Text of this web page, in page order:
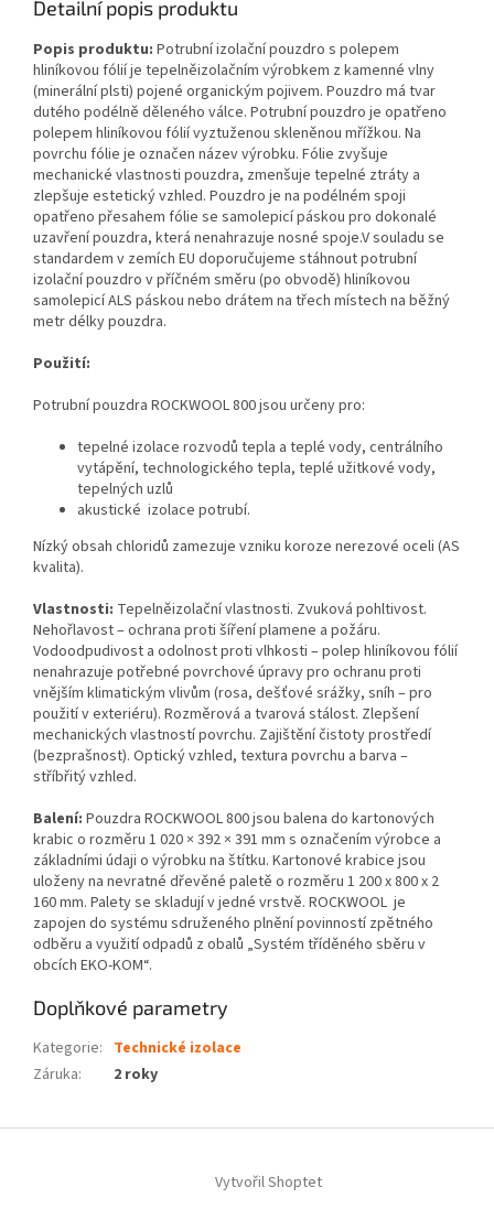
Detailní popis produktu
Popis produktu: Potrubní izolační pouzdro s polepem
hliníkovou fólií je tepelněizolačním výrobkem z kamenné vlny
(minerální plsti) pojené organickým pojivem. Pouzdro má tvar
dutého podélně děleného válce. Potrubní pouzdro je opatřeno
polepem hliníkovou fólií vyztuženou skleněnou mřížkou. Na
povrchu fólie je označen název výrobku. Fólie zvyšuje
mechanické vlastnosti pouzdra, zmenšuje tepelné ztráty a
zlepšuje estetický vzhled. Pouzdro je na podélném spoji
opatřeno přesahem fólie se samolepicí páskou pro dokonalé
uzavření pouzdra, která nenahrazuje nosné spoje.V souladu se
standardem v zemích EU doporučujeme stáhnout potrubní
izolační pouzdro v příčném směru (po obvodě) hliníkovou
samolepicí ALS páskou nebo drátem na třech místech na běžný
metr délky pouzdra.
Použití:
Potrubní pouzdra ROCKWOOL 800 jsou určeny pro:
tepelné izolace rozvodů tepla a teplé vody, centrálního
vytápění, technologického tepla, teplé užitkové vody,
tepelných uzlů
akustické izolace potrubí.
Nízký obsah chloridů zamezuje vzniku koroze nerezové oceli (AS
kvalita).
Vlastnosti: Tepelněizolační vlastnosti. Zvuková pohltivost.
Nehořlavost – ochrana proti šíření plamene a požáru.
Vodoodpudivost a odolnost proti vlhkosti – polep hliníkovou fólií
nenahrazuje potřebné povrchové úpravy pro ochranu proti
vnějším klimatickým vlivům (rosa, dešťové srážky, sníh – pro
použití v exteriéru). Rozměrová a tvarová stálost. Zlepšení
mechanických vlastností povrchu. Zajištění čistoty prostředí
(bezprašnost). Optický vzhled, textura povrchu a barva –
stříbřitý vzhled.
Balení: Pouzdra ROCKWOOL 800 jsou balena do kartonových
krabic o rozměru 1 020 × 392 × 391 mm s označením výrobce a
základními údaji o výrobku na štítku. Kartonové krabice jsou
uloženy na nevratné dřevěné paletě o rozměru 1 200 x 800 x 2
160 mm. Palety se skladují v jedné vrstvě. ROCKWOOL je
zapojen do systému sdruženého plnění povinností zpětného
odběru a využití odpadů z obalů „Systém tříděného sběru v
obcích EKO-KOM“.
Doplňkové parametry
Kategorie: Technické izolace
Záruka: 2 roky
Vytvořil Shoptet